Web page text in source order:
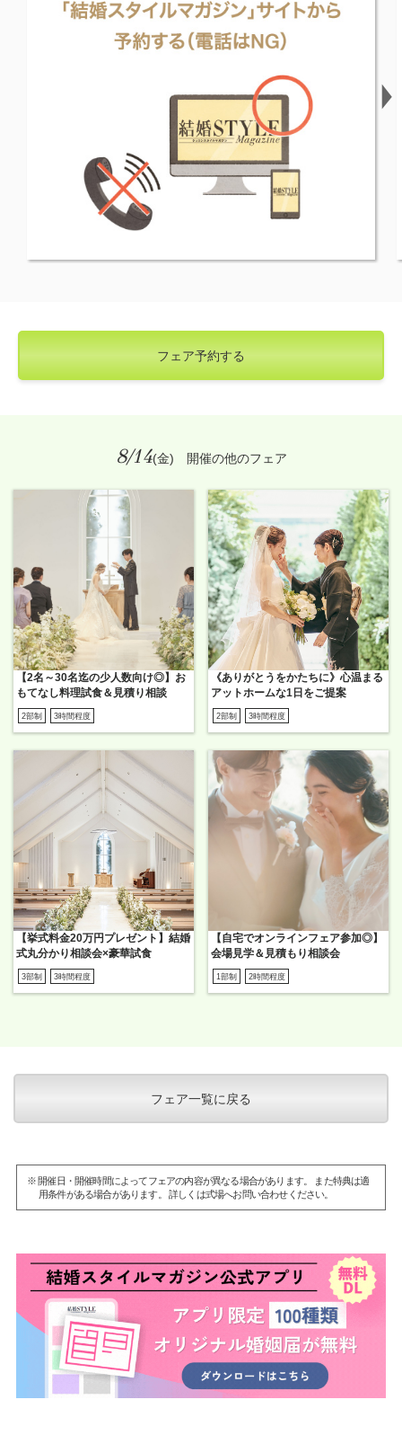
フェア予約する
8/14(金) 開催の他のフェア
【2名～30名迄の少人数向け◎】お
もてなし料理試食＆見積り相談
2部制 3時間程度
《ありがとうをかたちに》心温まる
アットホームな1日をご提案
2部制 3時間程度
【挙式料金20万円プレゼント】結婚
式丸分かり相談会×豪華試食
3部制 3時間程度
【自宅でオンラインフェア参加◎】
会場見学＆見積もり相談会
1部制 2時間程度
フェア一覧に戻る
※ 開催日・開催時間によってフェアの内容が異なる場合があります。 また特典は適
用条件がある場合があります。 詳しくは式場へお問い合わせください。